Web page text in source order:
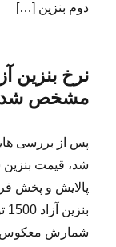
دوم بنزین […]
نرخ بنزین
مشخص شد
پس از بررسی
شد، قیمت
پالایش و پخش
شمارش معکوس